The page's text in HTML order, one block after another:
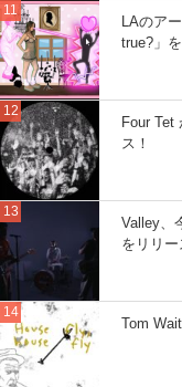
LAのア
true?」
Four Tet
ス！
Valley、
をリリー
Tom